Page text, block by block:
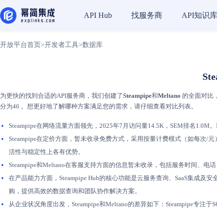
API Hub 找服务商 API知识库
开放平台首页 >开发者工具>数据库
为更快的找到合适的API服务商，我们创建了Steampipe和Meltano 的全面对比
分为46 。想更好地了解哪种方案满足您的需求，请仔细查看对比列表。
Steampipe在网络流量方面领先，2025年7月访问量14.5K，SEM排名1.0M
Steampipe在定价方面，暂未收录免费方式，采用按量计费模式（如每次/
活性与稳定性上各有优势。
Steampipe和Meltano在客服支持方面的信息暂未收录，包括服务时间、电
在产品能力方面，Steampipe Hub的核心功能是云服务查询、SaaS集成及
购，提供高效的数据查询和团队协作解决方案。
从企业状况角度出发，Steampipe和Meltano的差异如下：Steampipe专注